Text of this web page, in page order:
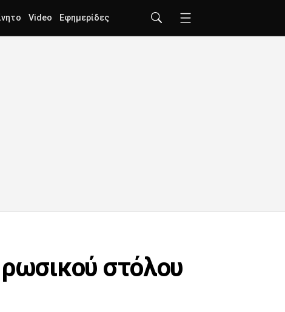
Video Εφημερίδες
ρωσικού στόλου